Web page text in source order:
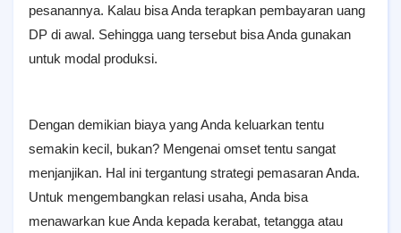
pesanannya. Kalau bisa Anda terapkan pembayaran uang
DP di awal. Sehingga uang tersebut bisa Anda gunakan
untuk modal produksi.
Dengan demikian biaya yang Anda keluarkan tentu
semakin kecil, bukan? Mengenai omset tentu sangat
menjanjikan. Hal ini tergantung strategi pemasaran Anda.
Untuk mengembangkan relasi usaha, Anda bisa
menawarkan kue Anda kepada kerabat, tetangga atau